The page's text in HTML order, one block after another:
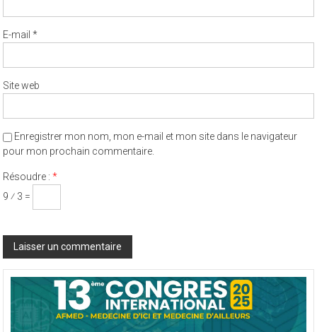
E-mail*
Site web
Enregistrer mon nom, mon e-mail et mon site dans le navigateur
pour mon prochain commentaire.
Résoudre :*
9 ⁄ 3 =